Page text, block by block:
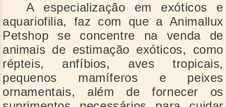
A especialização em exóticos e
aquariofilia, faz com que a Animallux
Petshop se concentre na venda de
animais de estimação exóticos, como
répteis, anfíbios, aves tropicais,
pequenos mamíferos e peixes
ornamentais, além de fornecer os